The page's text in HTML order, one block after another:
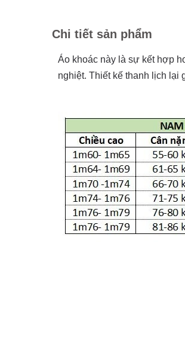
Chi tiết sản phẩm
Áo khoác này là sự kết hợp
nghiệt. Thiết kế thanh lịch lại